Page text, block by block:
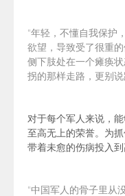
“年轻，不懂自我保护
欲望，导致受了很重
侧下肢处在一个瘫痪
拐的那样走路，更别说
对于每个军人来说，
至高无上的荣誉。 为抓
带着未愈的伤病投入到
“中国军人的骨子里从